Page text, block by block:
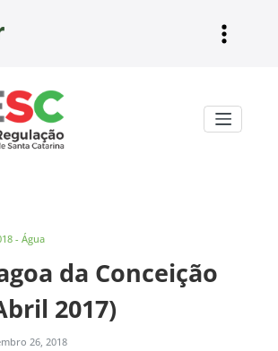
- Água
da Conceição
2017)
26, 2018